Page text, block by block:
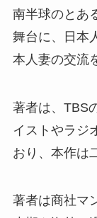
南半球のとあ
舞台に、日本
本人妻の交流
著者は、TBS
イストやラジ
おり、本作は
著者は商社マ